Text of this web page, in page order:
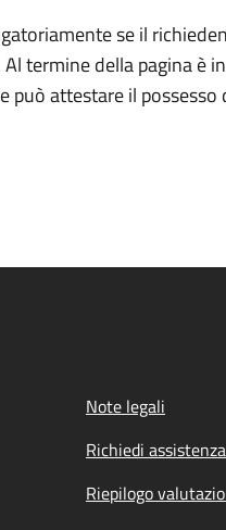
se il
termine della pagina è
attestare il possesso
Note legali
Richiedi assistenza
Riepilogo